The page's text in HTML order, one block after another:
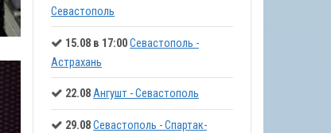
Севастополь
15.08 в 17:00Севастополь -
Астрахань
22.08Ангушт - Севастополь
29.08Севастополь - Спартак-